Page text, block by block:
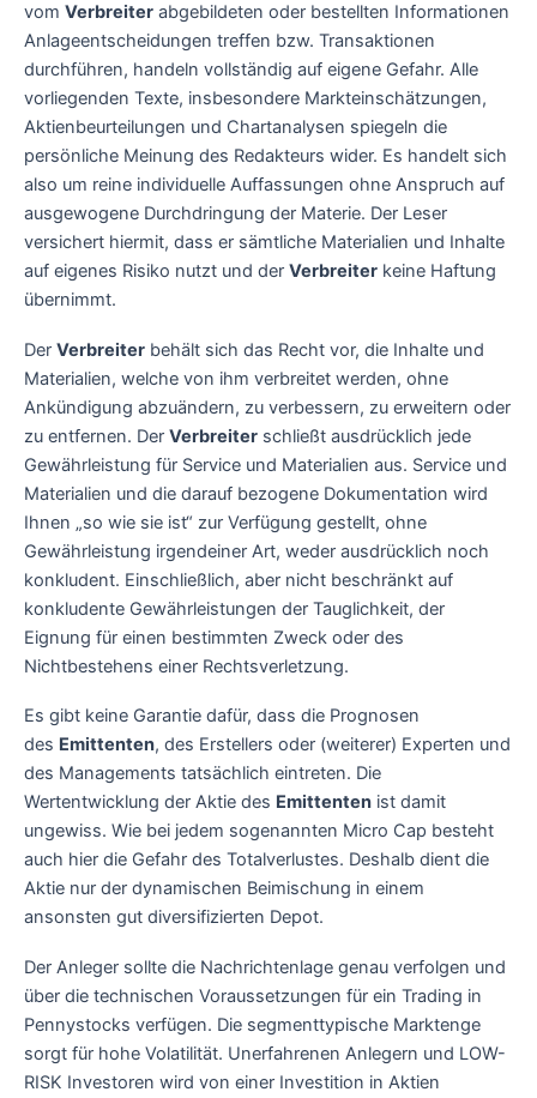
vom Verbreiter abgebildeten oder bestellten Informationen
Anlageentscheidungen treffen bzw. Transaktionen
durchführen, handeln vollständig auf eigene Gefahr. Alle
vorliegenden Texte, insbesondere Markteinschätzungen,
Aktienbeurteilungen und Chartanalysen spiegeln die
persönliche Meinung des Redakteurs wider. Es handelt sich
also um reine individuelle Auffassungen ohne Anspruch auf
ausgewogene Durchdringung der Materie. Der Leser
versichert hiermit, dass er sämtliche Materialien und Inhalte
auf eigenes Risiko nutzt und der Verbreiter keine Haftung
übernimmt.
Der Verbreiter behält sich das Recht vor, die Inhalte und
Materialien, welche von ihm verbreitet werden, ohne
Ankündigung abzuändern, zu verbessern, zu erweitern oder
zu entfernen. Der Verbreiter schließt ausdrücklich jede
Gewährleistung für Service und Materialien aus. Service und
Materialien und die darauf bezogene Dokumentation wird
Ihnen „so wie sie ist“ zur Verfügung gestellt, ohne
Gewährleistung irgendeiner Art, weder ausdrücklich noch
konkludent. Einschließlich, aber nicht beschränkt auf
konkludente Gewährleistungen der Tauglichkeit, der
Eignung für einen bestimmten Zweck oder des
Nichtbestehens einer Rechtsverletzung.
Es gibt keine Garantie dafür, dass die Prognosen
des Emittenten, des Erstellers oder (weiterer) Experten und
des Managements tatsächlich eintreten. Die
Wertentwicklung der Aktie des Emittenten ist damit
ungewiss. Wie bei jedem sogenannten Micro Cap besteht
auch hier die Gefahr des Totalverlustes. Deshalb dient die
Aktie nur der dynamischen Beimischung in einem
ansonsten gut diversifizierten Depot.
Der Anleger sollte die Nachrichtenlage genau verfolgen und
über die technischen Voraussetzungen für ein Trading in
Pennystocks verfügen. Die segmenttypische Marktenge
sorgt für hohe Volatilität. Unerfahrenen Anlegern und LOW-
RISK Investoren wird von einer Investition in Aktien